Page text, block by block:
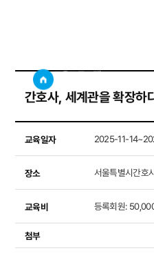
교육프로그램
간호사, 세계관을 확장하
교육일자 2025-11-
장소 서울특별시간호
교육비 등록회원:
첨부